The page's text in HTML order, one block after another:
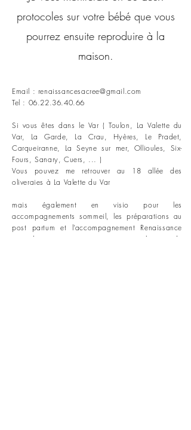
protocoles sur votre bébé que vous
pourrez ensuite reproduire à la
maison.
Email : renaissancesacree@gmail.com
Tel : 06.22.36.40.66
Si vous êtes dans le Var ( Toulon, La Valette du
Var, La Garde, La Crau, Hyères, Le Pradet,
Carqueiranne, La Seyne sur mer, Ollioules, Six-
Fours, Sanary, Cuers, ... )
Vous pouvez me retrouver au 18 allée des
oliveraies à La Valette du Var
mais également en visio pour les
accompagnements sommeil, les préparations au
post partum et l’accompagnement Renaissance
pour les mamans qui on vraiment besoin de